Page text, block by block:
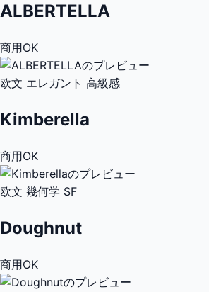
ALBERTELLA
商用OK
欧文 エレガント 高級感
Kimberella
商用OK
欧文 幾何学 SF
Doughnut
商用OK